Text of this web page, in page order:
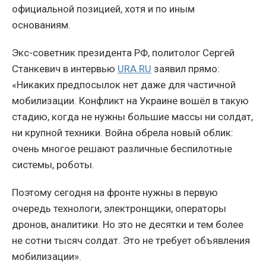
официальной позицией, хотя и по иным
основаниям.
Экс-советник президента РФ, политолог Сергей
Станкевич в интервью URA.RU заявил прямо:
«Никаких предпосылок нет даже для частичной
мобилизации. Конфликт на Украине вошёл в такую
стадию, когда не нужны большие массы ни солдат,
ни крупной техники. Война обрела новый облик:
очень многое решают различные беспилотные
системы, роботы.
Поэтому сегодня на фронте нужны в первую
очередь технологи, электронщики, операторы
дронов, аналитики. Но это не десятки и тем более
не сотни тысяч солдат. Это не требует объявления
мобилизации».